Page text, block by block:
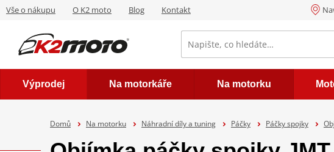
Vše o nákupu O K2 moto Blog Kontakt
Výprodej Na motorkáře Na motorku
Domů Na motorku Náhradní díly a tuning Páčky Páčky spojky